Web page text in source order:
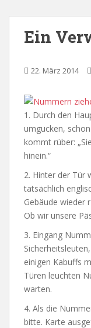
Ein
22. März 2014
1. Durch den
umgucken,
kommt rüber:
hinein.“
2. Hinter der Tür
tatsächlich
Gebäude wieder
Ob wir unsere
3. Eingang
einigen Kabuffs
Türen leuchten
warten.
4. Als die
bitte. Karte